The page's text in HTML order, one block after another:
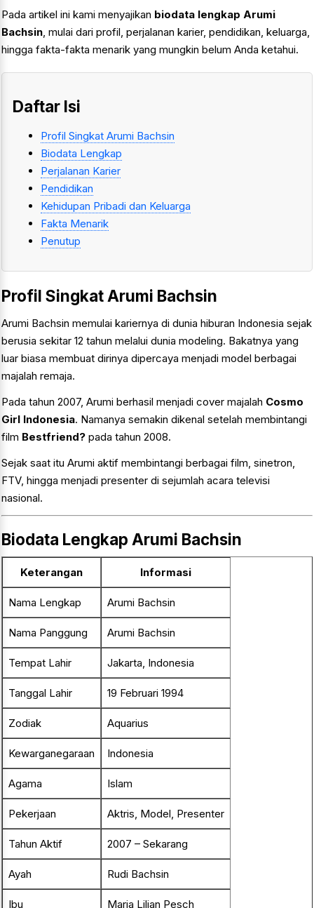
Pada artikel ini kami menyajikan biodata lengkap Arumi
Bachsin, mulai dari profil, perjalanan karier, pendidikan, keluarga,
hingga fakta-fakta menarik yang mungkin belum Anda ketahui.
Daftar Isi
Profil Singkat Arumi Bachsin
Biodata Lengkap
Perjalanan Karier
Pendidikan
Kehidupan Pribadi dan Keluarga
Fakta Menarik
Penutup
Profil Singkat Arumi Bachsin
Arumi Bachsin memulai kariernya di dunia hiburan Indonesia sejak
berusia sekitar 12 tahun melalui dunia modeling. Bakatnya yang
luar biasa membuat dirinya dipercaya menjadi model berbagai
majalah remaja.
Pada tahun 2007, Arumi berhasil menjadi cover majalah Cosmo
Girl Indonesia. Namanya semakin dikenal setelah membintangi
film Bestfriend? pada tahun 2008.
Sejak saat itu Arumi aktif membintangi berbagai film, sinetron,
FTV, hingga menjadi presenter di sejumlah acara televisi
nasional.
Biodata Lengkap Arumi Bachsin
Keterangan Informasi
Nama Lengkap Arumi Bachsin
Nama Panggung Arumi Bachsin
Tempat Lahir Jakarta, Indonesia
Tanggal Lahir 19 Februari 1994
Zodiak Aquarius
Kewarganegaraan Indonesia
Agama Islam
Pekerjaan Aktris, Model, Presenter
Tahun Aktif 2007 – Sekarang
Ayah Rudi Bachsin
Ibu Maria Lilian Pesch